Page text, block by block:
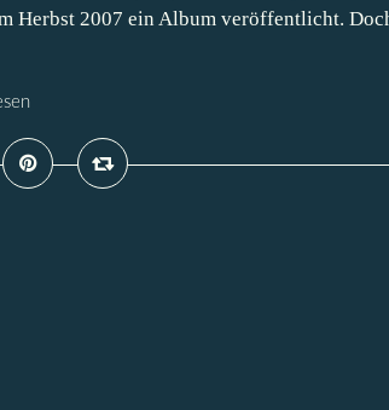
Herbst 2007 ein Album veröffentlicht.